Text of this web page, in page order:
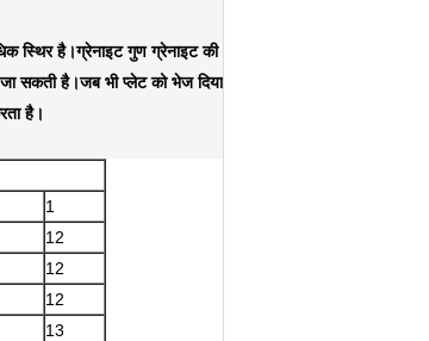
स्थिर है।ग्रेनाइट गुण ग्रेनाइट की
जा सकती है।जब भी प्लेट को भेज दिया
है।
1
12
12
12
13